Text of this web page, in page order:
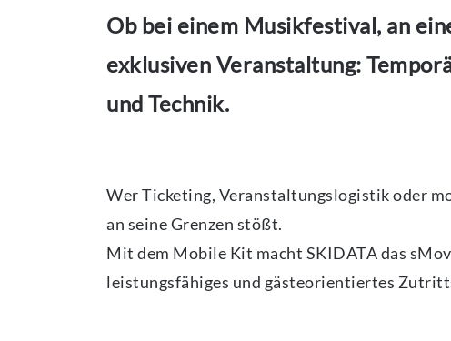
Ob bei einem Musikfestival, an
exklusiven Veranstaltung:
und Technik.
Wer Ticketing, Veranstaltungslogistik oder
an seine Grenzen stößt.
Mit dem Mobile Kit macht SKIDATA das
leistungsfähiges und gästeorientiertes